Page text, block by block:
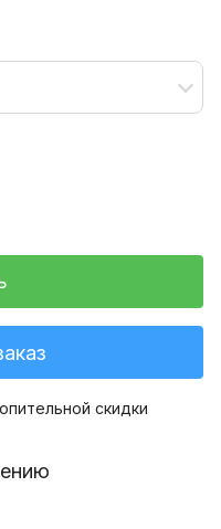
скидки